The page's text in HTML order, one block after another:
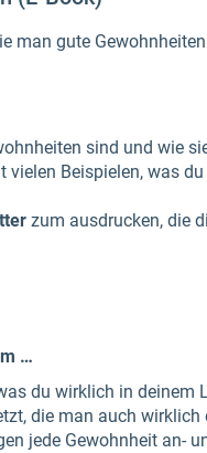
man gute
sind und wie
vielen Beispielen, was
zum ausdrucken, die
…
du wirklich in deinem
die man auch wirklich
jede Gewohnheit an-